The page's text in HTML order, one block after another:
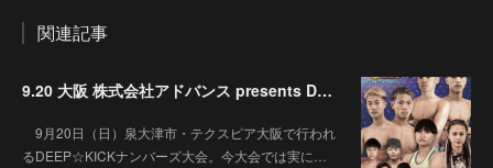
関連記事
9.20 大阪 株式会社アドバンス presents DEEP☆KICK 79･80 7月の準決勝を勝ち抜いた6名による-53kg･-65kg･QUEEN-46kgと3つの王座決定戦の開催が決定！
9月20日（日）泉大津市・テクスピア大阪で行われ
るDEEP☆KICKナンバーズ大会。今大会では実に…